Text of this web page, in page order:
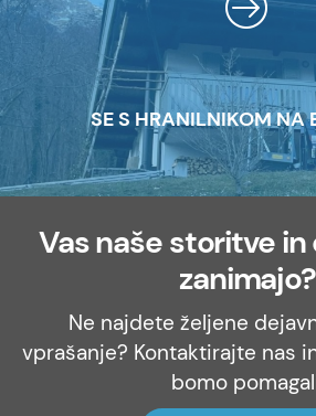
SE S HRANILNIKOM NA
Vas naše storitve
zanimajo?
Ne najdete željene
vprašanje? Kontaktirajte nas
bomo